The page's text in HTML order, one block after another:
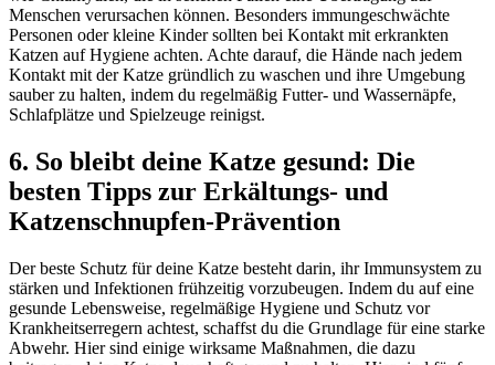
Menschen verursachen können. Besonders immungeschwächte
Personen oder kleine Kinder sollten bei Kontakt mit erkrankten
Katzen auf Hygiene achten. Achte darauf, die Hände nach jedem
Kontakt mit der Katze gründlich zu waschen und ihre Umgebung
sauber zu halten, indem du regelmäßig Futter- und Wassernäpfe,
Schlafplätze und Spielzeuge reinigst.
6. So bleibt deine Katze gesund: Die
besten Tipps zur Erkältungs- und
Katzenschnupfen-Prävention
Der beste Schutz für deine Katze besteht darin, ihr Immunsystem zu
stärken und Infektionen frühzeitig vorzubeugen. Indem du auf eine
gesunde Lebensweise, regelmäßige Hygiene und Schutz vor
Krankheitserregern achtest, schaffst du die Grundlage für eine starke
Abwehr. Hier sind einige wirksame Maßnahmen, die dazu